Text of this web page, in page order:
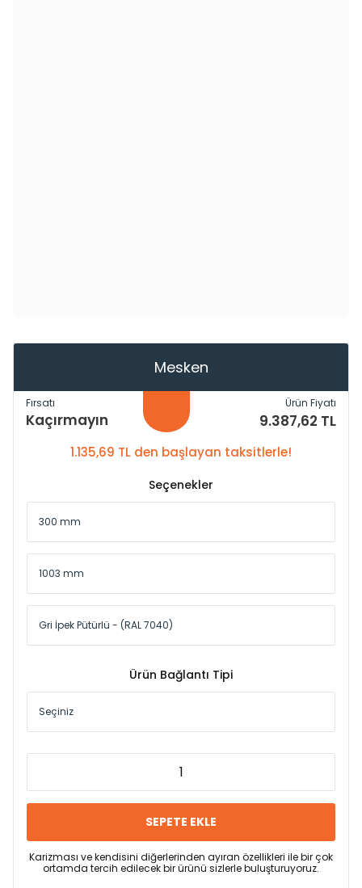
Mesken
Fırsatı
Kaçırmayın
Ürün Fiyatı
9.387,62 TL
1.135,69 TL den başlayan taksitlerle!
Seçenekler
Ürün Bağlantı Tipi
SEPETE EKLE
Karizması ve kendisini diğerlerinden ayıran özellikleri ile bir çok
ortamda tercih edilecek bir ürünü sizlerle buluşturuyoruz.